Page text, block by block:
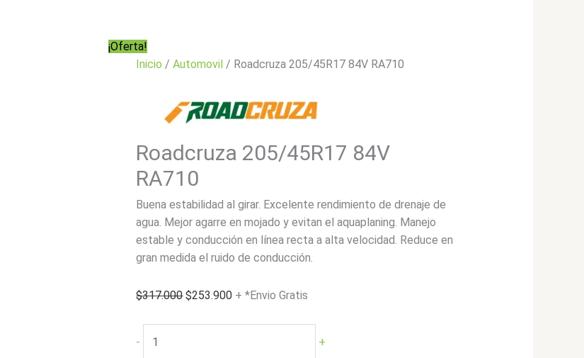
¡Oferta!
Inicio /Automovil / Roadcruza 205/45R17 84V RA710
Roadcruza 205/45R17 84V
RA710
Buena estabilidad al girar. Excelente rendimiento de drenaje de
agua. Mejor agarre en mojado y evitan el aquaplaning. Manejo
estable y conducción en línea recta a alta velocidad. Reduce en
gran medida el ruido de conducción.
$317.000El
$253.900El+ *Envio Gratis
-
205/45R17
+